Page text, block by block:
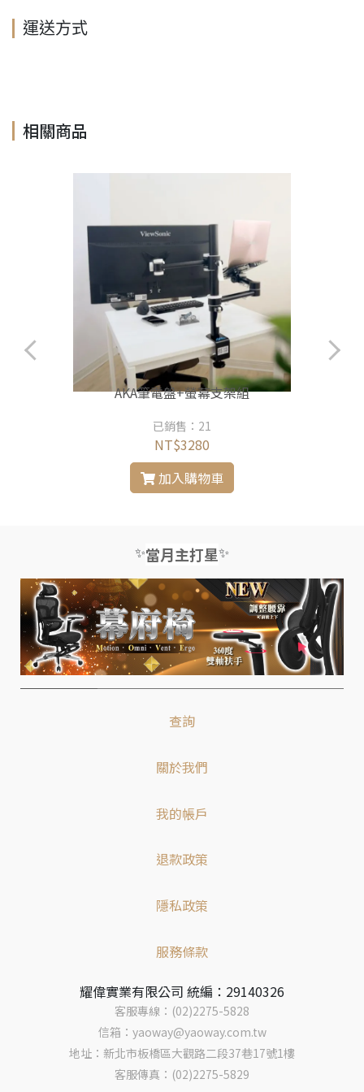
運送方式
相關商品
AKA筆電盤+螢幕支架組
已銷售：21
NT$3280
加入購物車
✨當月主打星✨
查詢
關於我們
我的帳戶
退款政策
隱私政策
服務條款
耀偉實業有限公司 統編：29140326
客服專線：(02)2275-5828
信箱：yaoway@yaoway.com.tw
地址：新北市板橋區大觀路二段37巷17號1樓
客服傳真：(02)2275-5829